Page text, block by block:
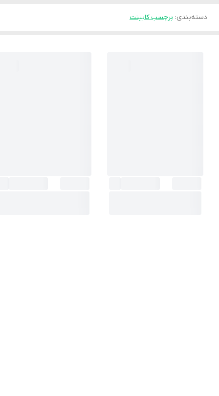
دسته‌بندی: برچسب کابینت